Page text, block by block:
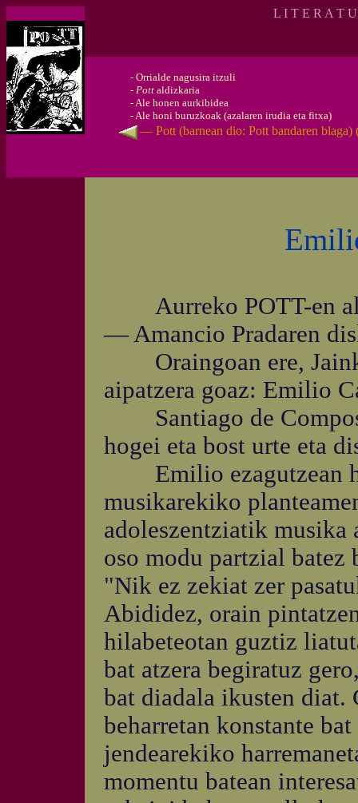
L I T E R A T
- Orrialde nagusira itzuli
- Pott aldizkaria
-Ale honen aurkibidea
-Ale honi buruzkoak (azalaren irudia eta fitxa)
— Pott (barnean dio: Pott bandaren
Aurreko POTT-en
— Amancio Pradaren
Oraingoan ere,
aipatzera goaz: Emilio
Santiago de
hogei eta bost urte eta
Emilio ezagutzean
musikarekiko
adoleszentziatik
oso modu partzial batez
"Nik ez zekiat zer
Abididez, orain
hilabeteotan guztiz
bat atzera begiratuz
bat diadala ikusten diat.
beharretan konstante
jendearekiko
momentu batean